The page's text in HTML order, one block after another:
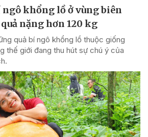
ngô khổng lồ ở vùng biên
nặng hơn 120 kg
quả bí ngô khổng lồ thuộc giống
thế giới đang thu hút sự chú ý của